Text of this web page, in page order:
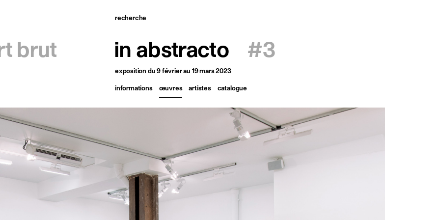
recherche
brut in abstracto #3
exposition du 9 février au 19 mars 2023
informations œuvres artistes catalogue